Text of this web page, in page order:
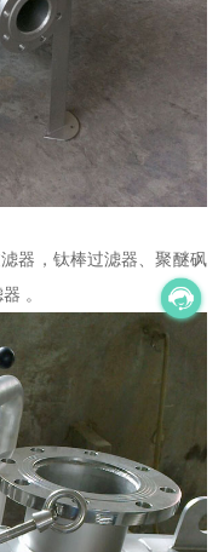
器，钛棒过滤器、聚醚砜
。